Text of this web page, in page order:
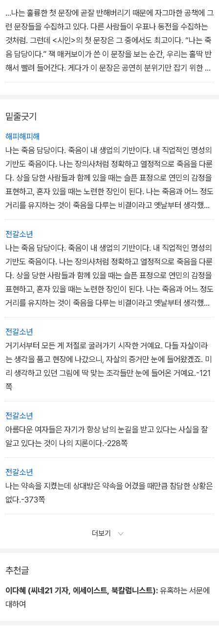
계속 시를 읽다 보니 오래지 않아 시인의 감정에 동화되어 나 역시 우
울한 기분에 사로잡히는 것이 느껴졌다…단속적으로 끊어져 있는 나
의 무서운 기억이 그의 시 속에 그대로 묘사되어 있었다. 나의 악몽이.
포는 150년이라는 세월을 뛰어 넘어 차가운 손가락으로 내 가슴을
짚었다.
죽음이 그 유독한 물결 속에 있었다,
…나는 훌륭한 첫 문장에 곧잘 반해버리기 때문에 자그마한 공책에 그
런 문장들을 수집하고 있다. 다른 사람들이 우표나 동전을 수집하는
것처럼. 그런데 <시인>의 첫 문장은 그 중에서도 최고이다. “나는 죽
음 담당이다.” 잭 매커보이가 쓴 이 문장을 보는 순간, 우리는 홀딱 반
해서 빨려 들어간다. 게다가 이 문장은 공연히 분위기만 잡기 위한 것
이 아니라, 소설 전체의 분위기를 완벽하게 전달해준다. 어둡고, 음침
다…
이 소설에 관해서 여러분이 가장 먼저 알아야 할 것은, 작가가 이 작품
에서 놀라운 이야기 솜씨를 꾸준히 발휘하고 있으며, 서스펜스물을
좋아하는 사람이라면 이 소설을 읽으면서 절대적인 즐거움을 느낄 것
이라는 점이다. 이 책은 사건과 인물들로 가득 차 있으며, 그들 대부분
이 다채로운 색깔을 내뿜고 있다. 나는 이 작품에서 “말을 하는 사
람”을 스물여덟 명까지 세고는, 그 숫자를 끝까지 다 세기가 불가능하
다는 것을 깨달았다. 그런데도 독자가 중간에서 길을 잃고 헤매는 일
은 없을 것이다. 잭이 거의 항상 제자리를 지키고 서서 이야기의 중심
을 잡아주고 있기 때문이다…
<시인>과 관련해서 여러분이 두 번째로 알아야 할 것은, 이 작품이
정말로 무섭다는 점이다. 무서운 책을 읽을 때는 불을 전부 켜 놓아야
한다는 케케묵은 소리를 모르는 사람은 없을 것이다. 그런데 <시인>
을 처음으로 읽을 때, 나는 정말로 나도 모르게 불이란 불은 모조리 켜
게 되었다. 이야기가 절정을 향해 치닫는 동안 밖에서는 어둠이 슬금
슬금 내리고 있었기 때문이다. 나는 그럴 듯하게 꾸며진 공포 이야기
에 비교적 단련된 편인데도, 잭을 따라 <시인>의 세계 속으로 깊이
들어갈수록 점점 더 무서워졌다… - 스티븐 킹의 서문 중에서
밑줄긋기
해피해피해
나는 죽음 담당이다. 죽음이 내 생업의 기반이다. 내 직업적인 명성의
기반도 죽음이다. 나는 장의사처럼 정확하고 열정적으로 죽음을 다룬
다. 상을 당한 사람들과 함께 있을 때는 슬픈 표정으로 연민의 감정을
표현하고, 혼자 있을 때는 노련한 장인이 된다. 나는 죽음과 어느 정도
거리를 유지하는 것이 죽음을 다루는 비결이라고 옛날부터 생각했다.
그것이 법칙이다. 죽음의 숨결이 얼굴에 닿을 만큼 죽음이 가까이 다
가오게 하면 안된다.
하지만 나의 이 법칙은 나를 보호해주지 못했다. 형사 두 명이 나를 찾
아 와서 션의 소식을 알려주었을 때, 차갑게 몸이 마비되는 느낌이 순
식간에 나를 휩쓸었다. 마치 내가 수족관 안에 들어가 있는 것 같았다.
전갈소년
나는 죽음 담당이다. 죽음이 내 생업의 기반이다. 내 직업적인 명성의
기반도 죽음이다. 나는 장의사처럼 정확하고 열정적으로 죽음을 다룬
다. 상을 당한 사람들과 함께 있을 때는 슬픈 표정으로 연민의 감정을
표현하고, 혼자 있을 때는 노련한 장인이 된다. 나는 죽음과 어느 정도
거리를 유지하는 것이 죽음을 다루는 비결이라고 옛날부터 생각했다.
그것이 법칙이다. 죽음의 숨결이 얼굴에 닿을 만큼 죽음이 가까이 다
가오게 하면 안 된다. -13쪽
전갈소년
거기서부터 모든 게 저절로 굴러가기 시작한 거예요. 다들 자살이라
는 생각을 품고 현장에 나갔으니, 자살의 증거만 눈에 들어왔겠죠. 미
리 생각하고 있던 그림에 딱 맞는 조각들만 눈에 들어온 거예요.-121
쪽
전갈소년
아름다운 여자들은 자기가 항상 남의 눈길을 받고 있다는 사실을 잘
알고 있다는 것이 나의 지론이다.-228쪽
전갈소년
나는 약속을 지켰는데 상대방은 약속을 어겼을 때만큼 참담한 상황은
없다.-373쪽
더보기
추천글
이다혜 (씨네21 기자, 에세이스트, 북칼럼니스트): 유혹하는 서문에
대하여